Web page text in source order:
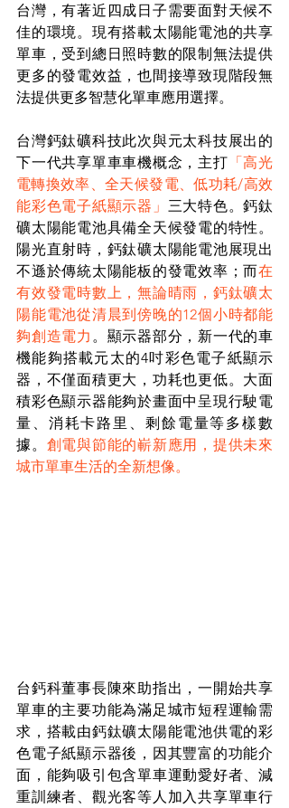
台灣，有著近四成日子需要面對天候不
佳的環境。現有搭載太陽能電池的共享
單車，受到總日照時數的限制無法提供
更多的發電效益，也間接導致現階段無
法提供更多智慧化單車應用選擇。
台灣鈣鈦礦科技此次與元太科技展出的
下一代共享單車車機概念，主打 「高光
電轉換效率、全天候發電、低功耗/高效
能彩色電子紙顯示器」 三大特色。鈣鈦
礦太陽能電池具備全天候發電的特性。
陽光直射時，鈣鈦礦太陽能電池展現出
不遜於傳統太陽能板的發電效率；而在
有效發電時數上，無論晴雨，鈣鈦礦太
陽能電池從清晨到傍晚的12個小時都能
夠創造電力 。顯示器部分，新一代的車
機能夠搭載元太的4吋彩色電子紙顯示
器，不僅面積更大，功耗也更低。大面
積彩色顯示器能夠於畫面中呈現行駛電
量、消耗卡路里、剩餘電量等多樣數
據。 創電與節能的嶄新應用，提供未來
城市單車生活的全新想像。
台鈣科董事長陳來助指出，一開始共享
單車的主要功能為滿足城市短程運輸需
求，搭載由鈣鈦礦太陽能電池供電的彩
色電子紙顯示器後，因其豐富的功能介
面，能夠吸引包含單車運動愛好者、減
重訓練者、觀光客等人加入共享單車行